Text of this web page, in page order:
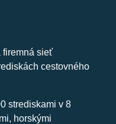
firemná sieť
cestovného
strediskami v 8
horskými